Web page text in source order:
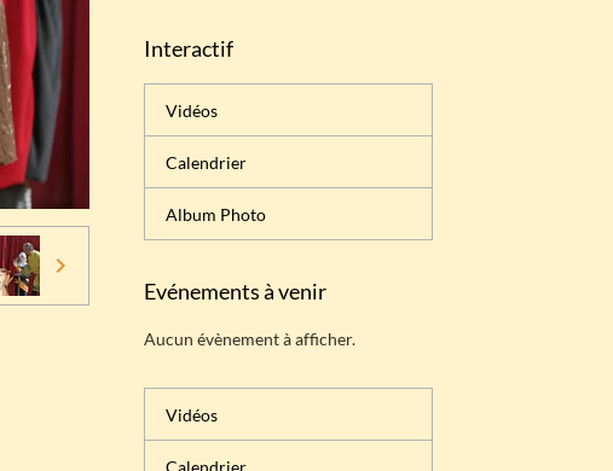
Interactif
Vidéos
Calendrier
Album Photo
Evénements à venir
Aucun évènement à afficher.
Vidéos
Calendrier